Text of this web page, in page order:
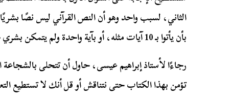
الثاني، لسبب واحد وهو أن النص القرآني ليس نصًا
بأن يأتوا بـ 10 آيات مثله، أو بآية واحدة ولم يتمكن بشري حتى الآن من تحقيق ذلك.
رجاءًا لأستاذ إبراهيم عيسى، حاول أن تتحلى بالشجاعة
تؤمن بهذا الكتاب حتى نتناقش أو قل أنك لا تستطيع